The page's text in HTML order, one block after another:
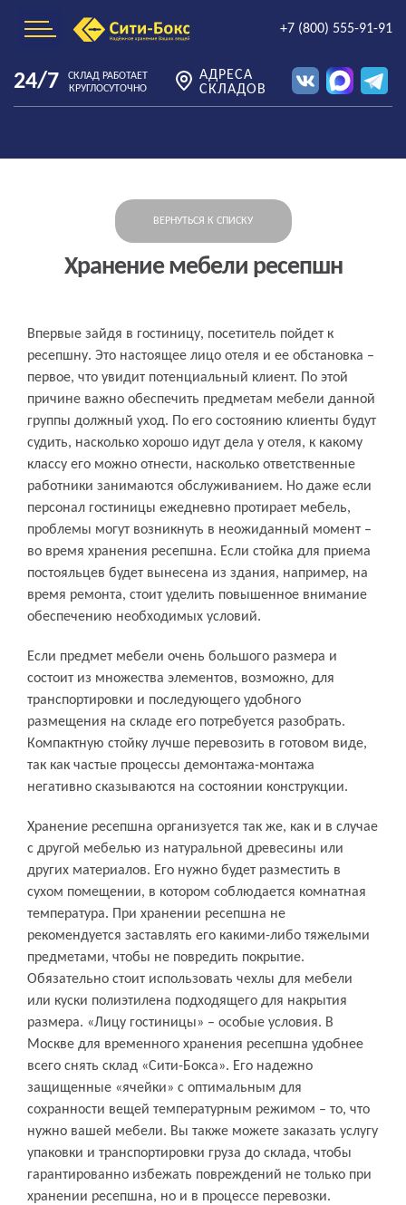
+7 (800) 555-91-91
24/7
СКЛАД РАБОТАЕТ
КРУГЛОСУТОЧНО
АДРЕСА
СКЛАДОВ
ВЕРНУТЬСЯ К СПИСКУ
Хранение мебели ресепшн
Впервые зайдя в гостиницу, посетитель пойдет к
ресепшну. Это настоящее лицо отеля и ее обстановка –
первое, что увидит потенциальный клиент. По этой
причине важно обеспечить предметам мебели данной
группы должный уход. По его состоянию клиенты будут
судить, насколько хорошо идут дела у отеля, к какому
классу его можно отнести, насколько ответственные
работники занимаются обслуживанием. Но даже если
персонал гостиницы ежедневно протирает мебель,
проблемы могут возникнуть в неожиданный момент –
во время хранения ресепшна. Если стойка для приема
постояльцев будет вынесена из здания, например, на
время ремонта, стоит уделить повышенное внимание
обеспечению необходимых условий.
Если предмет мебели очень большого размера и
состоит из множества элементов, возможно, для
транспортировки и последующего удобного
размещения на складе его потребуется разобрать.
Компактную стойку лучше перевозить в готовом виде,
так как частые процессы демонтажа-монтажа
негативно сказываются на состоянии конструкции.
Хранение ресепшна организуется так же, как и в случае
с другой мебелью из натуральной древесины или
других материалов. Его нужно будет разместить в
сухом помещении, в котором соблюдается комнатная
температура. При хранении ресепшна не
рекомендуется заставлять его какими-либо тяжелыми
предметами, чтобы не повредить покрытие.
Обязательно стоит использовать чехлы для мебели
или куски полиэтилена подходящего для накрытия
размера. «Лицу гостиницы» – особые условия. В
Москве для временного хранения ресепшна удобнее
всего снять склад «Сити-Бокса». Его надежно
защищенные «ячейки» с оптимальным для
сохранности вещей температурным режимом – то, что
нужно вашей мебели. Вы также можете заказать услугу
упаковки и транспортировки груза до склада, чтобы
гарантированно избежать повреждений не только при
хранении ресепшна, но и в процессе перевозки.